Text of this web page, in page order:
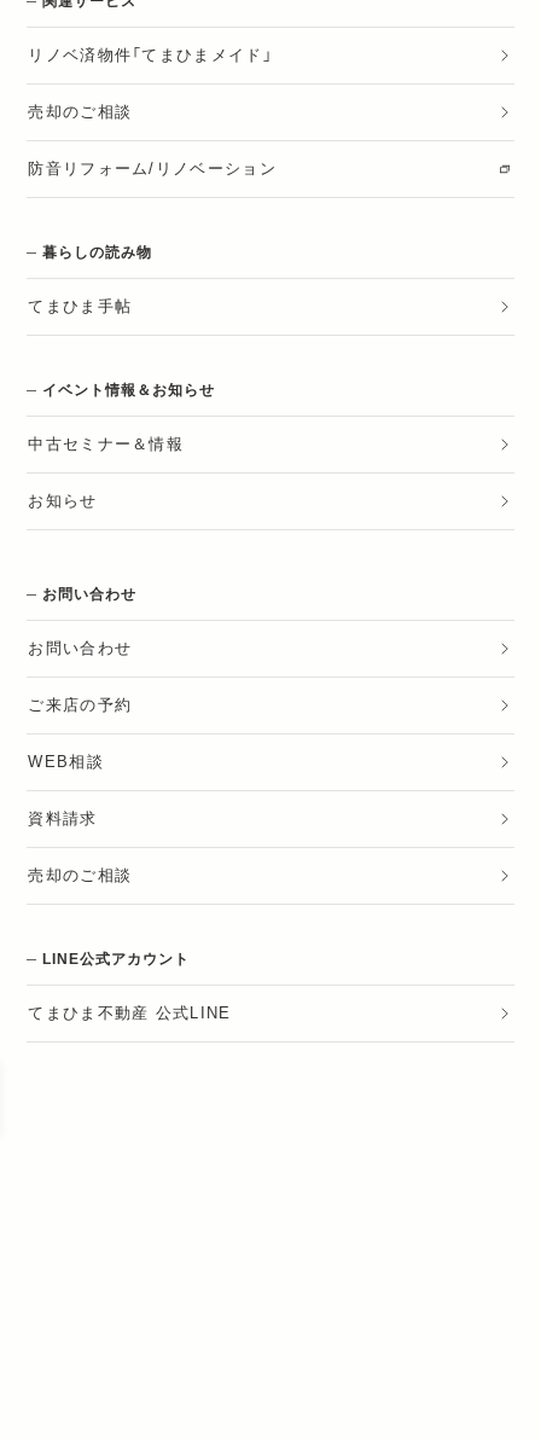
リノベ済物件「てまひまメイド」
売却のご相談
防音リフォーム/リノベーション
暮らしの読み物
てまひま手帖
イベント情報＆お知らせ
中古セミナー＆情報
お知らせ
お問い合わせ
お問い合わせ
ご来店の予約
WEB相談
資料請求
売却のご相談
LINE公式アカウント
てまひま不動産 公式LINE